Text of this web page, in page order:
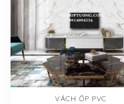
VÁCH ỐP PVC